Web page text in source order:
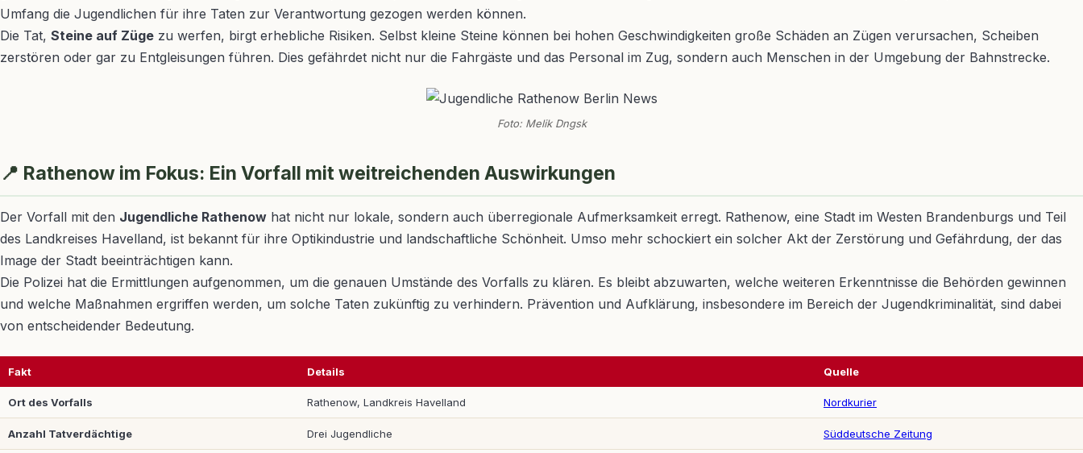
Umfang die Jugendlichen für ihre Taten zur Verantwortung gezogen werden können.
Die Tat, Steine auf Züge zu werfen, birgt erhebliche Risiken. Selbst kleine Steine können bei hohen Geschwindigkeiten große Schäden an Zügen verursachen, Scheiben
zerstören oder gar zu Entgleisungen führen. Dies gefährdet nicht nur die Fahrgäste und das Personal im Zug, sondern auch Menschen in der Umgebung der Bahnstrecke.
Foto: Melik Dngsk
📍 Rathenow im Fokus: Ein Vorfall mit weitreichenden Auswirkungen
Der Vorfall mit den Jugendliche Rathenow hat nicht nur lokale, sondern auch überregionale Aufmerksamkeit erregt. Rathenow, eine Stadt im Westen Brandenburgs und Teil
des Landkreises Havelland, ist bekannt für ihre Optikindustrie und landschaftliche Schönheit. Umso mehr schockiert ein solcher Akt der Zerstörung und Gefährdung, der das
Image der Stadt beeinträchtigen kann.
Die Polizei hat die Ermittlungen aufgenommen, um die genauen Umstände des Vorfalls zu klären. Es bleibt abzuwarten, welche weiteren Erkenntnisse die Behörden gewinnen
und welche Maßnahmen ergriffen werden, um solche Taten zukünftig zu verhindern. Prävention und Aufklärung, insbesondere im Bereich der Jugendkriminalität, sind dabei
von entscheidender Bedeutung.
Fakt Details Quelle
Ort des Vorfalls Rathenow, Landkreis Havelland Nordkurier
Anzahl Tatverdächtige Drei Jugendliche Süddeutsche Zeitung